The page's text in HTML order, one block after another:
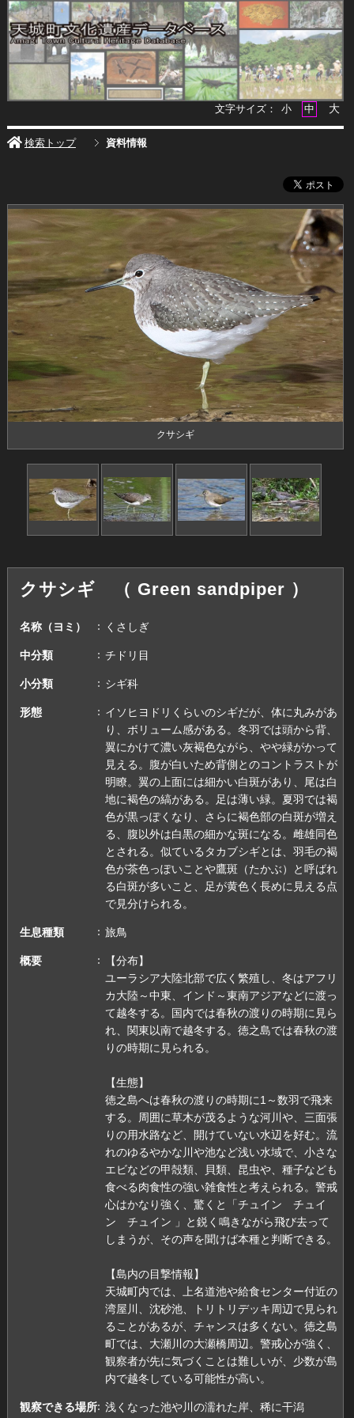
文字サイズ： 小 中 大
検索トップ 資料情報
クサシギ
クサシギ （ Green sandpiper ）
名称（ヨミ） くさしぎ
中分類 チドリ目
小分類 シギ科
形態
イソヒヨドリくらいのシギだが、体に丸みがあ
り、ボリューム感がある。冬羽では頭から背、
翼にかけて濃い灰褐色ながら、やや緑がかって
見える。腹が白いため背側とのコントラストが
明瞭。翼の上面には細かい白斑があり、尾は白
地に褐色の縞がある。足は薄い緑。夏羽では褐
色が黒っぽくなり、さらに褐色部の白斑が増え
る、腹以外は白黒の細かな斑になる。雌雄同色
とされる。似ているタカブシギとは、羽毛の褐
色が茶色っぽいことや鷹斑（たかぶ）と呼ばれ
る白斑が多いこと、足が黄色く長めに見える点
で見分けられる。
生息種類 旅鳥
概要
【分布】
ユーラシア大陸北部で広く繁殖し、冬はアフリ
カ大陸～中東、インド～東南アジアなどに渡っ
て越冬する。国内では春秋の渡りの時期に見ら
れ、関東以南で越冬する。徳之島では春秋の渡
りの時期に見られる。
【生態】
徳之島へは春秋の渡りの時期に1～数羽で飛来
する。周囲に草木が茂るような河川や、三面張
りの用水路など、開けていない水辺を好む。流
れのゆるやかな川や池など浅い水域で、小さな
エビなどの甲殻類、貝類、昆虫や、種子なども
食べる肉食性の強い雑食性と考えられる。警戒
心はかなり強く、驚くと「チュイン チュイ
ン チュイン 」と鋭く鳴きながら飛び去って
しまうが、その声を聞けば本種と判断できる。
【島内の目撃情報】
天城町内では、上名道池や給食センター付近の
湾屋川、沈砂池、トリトリデッキ周辺で見られ
ることがあるが、チャンスは多くない。徳之島
町では、大瀬川の大瀬橋周辺。警戒心が強く、
観察者が先に気づくことは難しいが、少数が島
内で越冬している可能性が高い。
観察できる場所 浅くなった池や川の濡れた岸、稀に干潟